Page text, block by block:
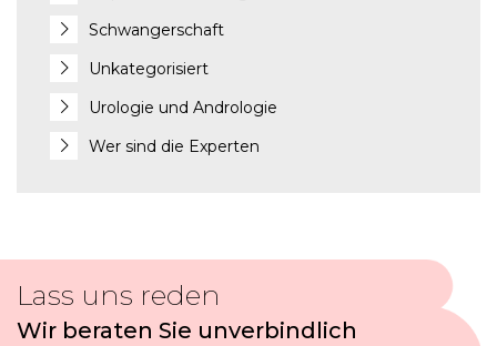
Schwangerschaft
Unkategorisiert
Urologie und Andrologie
Wer sind die Experten
Lass uns reden
Wir beraten Sie unverbindlich